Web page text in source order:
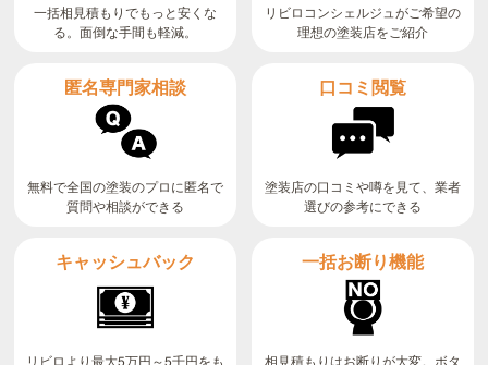
一括相見積もりでもっと安くな
る。面倒な手間も軽減。
リビロコンシェルジュがご希望の
理想の塗装店をご紹介
匿名専門家相談
無料で全国の塗装のプロに匿名で
質問や相談ができる
口コミ閲覧
塗装店の口コミや噂を見て、業者
選びの参考にできる
キャッシュバック
リビロより最大5万円～5千円をも
一括お断り機能
相見積もりはお断りが大変。ボタ